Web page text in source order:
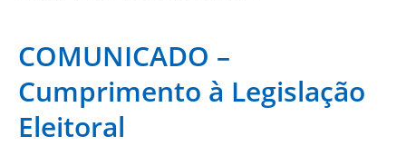
COMUNICADO –
Cumprimento à Legislação
Eleitoral